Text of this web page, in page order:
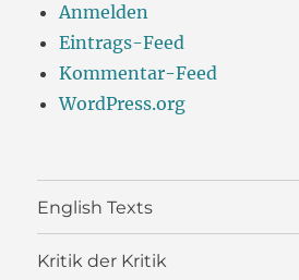
Anmelden
Eintrags-Feed
Kommentar-Feed
WordPress.org
English Texts
Kritik der Kritik